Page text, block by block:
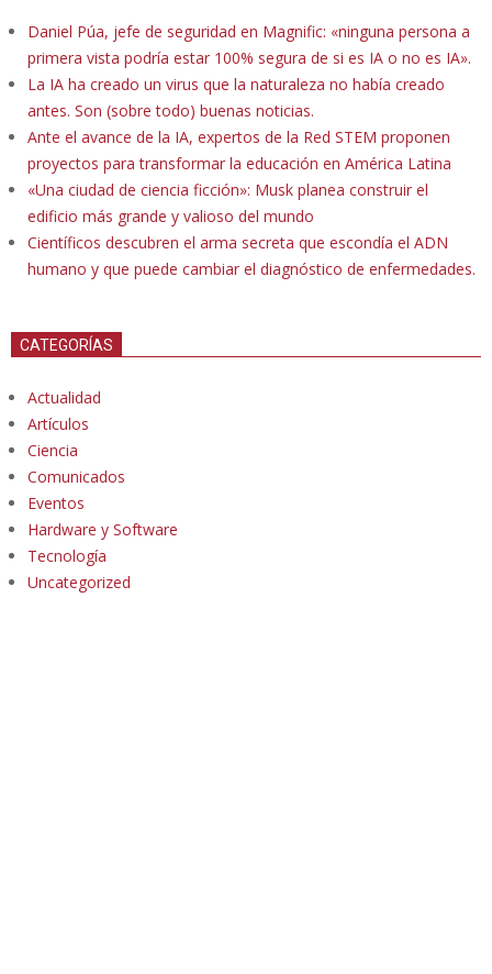
Daniel Púa, jefe de seguridad en Magnific: «ninguna persona a
primera vista podría estar 100% segura de si es IA o no es IA».
La IA ha creado un virus que la naturaleza no había creado
antes. Son (sobre todo) buenas noticias.
Ante el avance de la IA, expertos de la Red STEM proponen
proyectos para transformar la educación en América Latina
«Una ciudad de ciencia ficción»: Musk planea construir el
edificio más grande y valioso del mundo
Científicos descubren el arma secreta que escondía el ADN
humano y que puede cambiar el diagnóstico de enfermedades.
CATEGORÍAS
Actualidad
Artículos
Ciencia
Comunicados
Eventos
Hardware y Software
Tecnología
Uncategorized